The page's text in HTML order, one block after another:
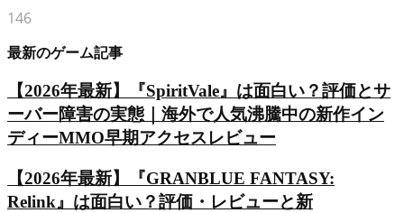
146
最新のゲーム記事
【2026年最新】『SpiritVale』は面白い？評価とサ
ーバー障害の実態｜海外で人気沸騰中の新作イン
ディーMMO早期アクセスレビュー
【2026年最新】『GRANBLUE FANTASY:
Relink』は面白い？評価・レビューと新